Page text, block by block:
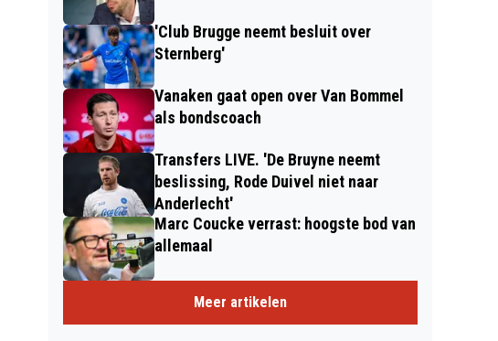
'Club Brugge neemt besluit over
Sternberg'
Vanaken gaat open over Van Bommel
als bondscoach
Transfers LIVE. 'De Bruyne neemt
beslissing, Rode Duivel niet naar
Anderlecht'
Marc Coucke verrast: hoogste bod van
allemaal
Meer artikelen